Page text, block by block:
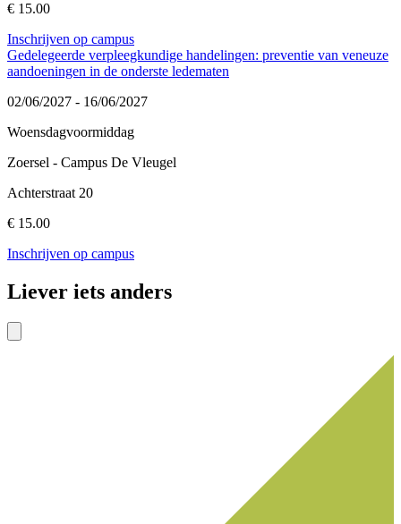
€ 15.00
Inschrijven op campus
Gedelegeerde verpleegkundige handelingen: preventie van veneuze
aandoeningen in de onderste ledematen
02/06/2027 - 16/06/2027
Woensdagvoormiddag
Zoersel - Campus De Vleugel
Achterstraat 20
€ 15.00
Inschrijven op campus
Liever iets anders
Toon